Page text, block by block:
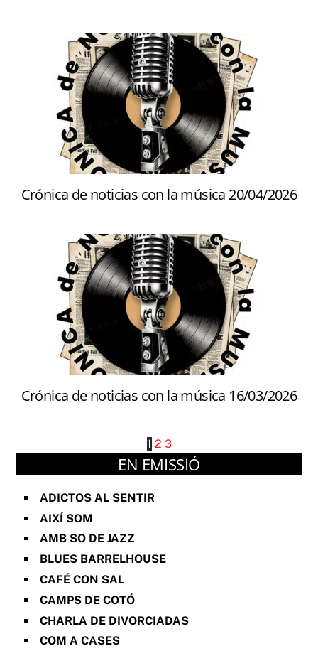
Crónica de noticias con la música 20/04/2026
Crónica de noticias con la música 16/03/2026
1 2 3
EN EMISSIÓ
ADICTOS AL SENTIR
AIXÍ SOM
AMB SO DE JAZZ
BLUES BARRELHOUSE
CAFÉ CON SAL
CAMPS DE COTÓ
CHARLA DE DIVORCIADAS
COM A CASES